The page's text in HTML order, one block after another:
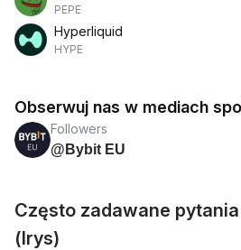
PEPE
Hyperliquid
HYPE
Obserwuj nas w mediach
Followers
@Bybit EU
Często zadawane pytania
(Irys)